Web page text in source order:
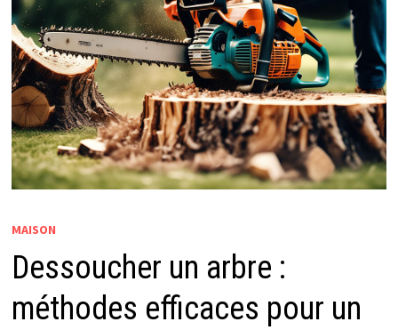
MAISON
Dessoucher un arbre :
méthodes efficaces pour un